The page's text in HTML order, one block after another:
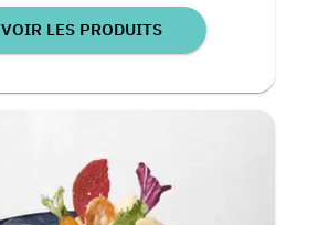
VOIR LES PRODUITS